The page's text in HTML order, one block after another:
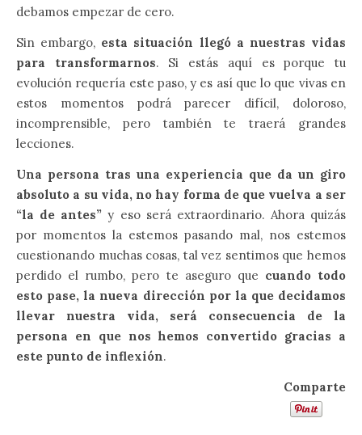
debamos empezar de cero.
Sin embargo, esta situación llegó a nuestras vidas
para transformarnos. Si estás aquí es porque tu
evolución requería este paso, y es así que lo que vivas en
estos momentos podrá parecer difícil, doloroso,
incomprensible, pero también te traerá grandes
lecciones.
Una persona tras una experiencia que da un giro
absoluto a su vida, no hay forma de que vuelva a ser
“la de antes” y eso será extraordinario. Ahora quizás
por momentos la estemos pasando mal, nos estemos
cuestionando muchas cosas, tal vez sentimos que hemos
perdido el rumbo, pero te aseguro que cuando todo
esto pase, la nueva dirección por la que decidamos
llevar nuestra vida, será consecuencia de la
persona en que nos hemos convertido gracias a
este punto de inflexión.
Comparte